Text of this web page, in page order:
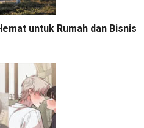
untuk Rumah dan Bisnis